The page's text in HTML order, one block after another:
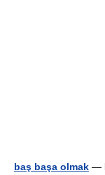
baş başa olmak —